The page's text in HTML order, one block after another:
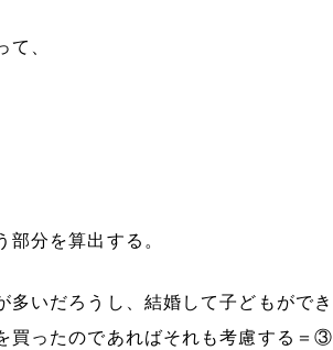
、
分を算出する。
いだろうし、結婚して子どもができ
買ったのであればそれも考慮する＝③